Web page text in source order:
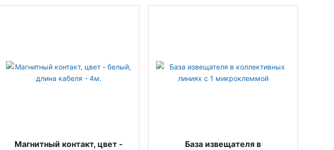
Магнитный контакт, цвет -
База извещателя в